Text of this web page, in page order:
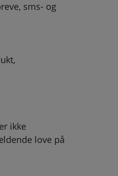
sms- og
ikke
love på